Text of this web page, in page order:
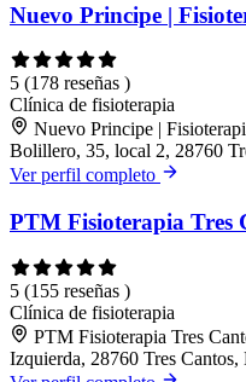
Nuevo Principe |
5 (178 reseñas )
Clínica de fisioterapia
Nuevo Principe |
Bolillero, 35, local 2, 28760
Ver perfil completo
PTM Fisioterapia Tres
5 (155 reseñas )
Clínica de fisioterapia
PTM Fisioterapia Tres
Izquierda, 28760 Tres Cantos,